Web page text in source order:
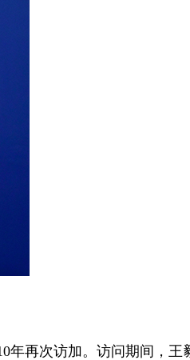
年再次访加。访问期间，王